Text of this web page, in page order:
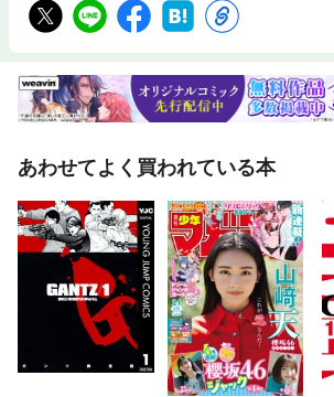
あわせてよく買われている本